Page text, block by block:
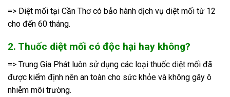
=> Diệt mối tại Cần Thơ có bảo hành dịch vụ diệt mối từ 12
cho đến 60 tháng.
2. Thuốc diệt mối có độc hại hay không?
=> Trung Gia Phát luôn sử dụng các loại thuốc diệt mối đã
được kiểm định nên an toàn cho sức khỏe và không gây ô
nhiễm môi trường.